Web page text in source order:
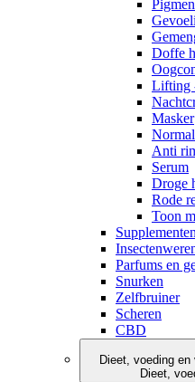
Doffe
Lifting
Masker
Anti
Serum
Droge
Rode
Toon
Supplementen
Parfums en
Snurken
Zelfbruiner
Scheren
CBD
Dieet, voeding en
Dieet,